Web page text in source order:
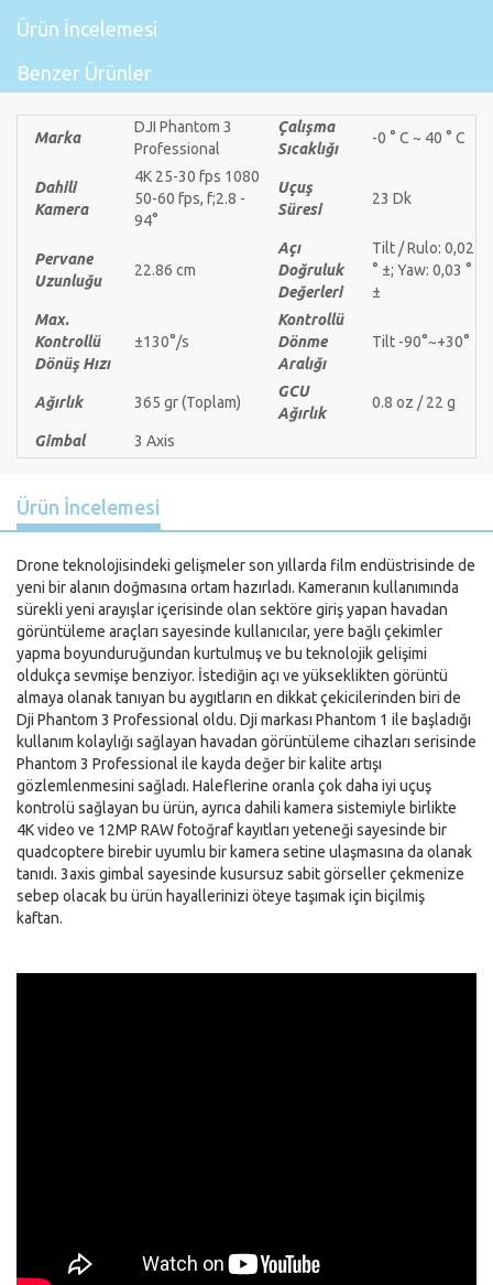
Ürün İncelemesi
Benzer Ürünler
Marka
DJI Phantom 3
Professional
Çalışma
Sıcaklığı
-0 ° C ~ 40 ° C
Dahili
Kamera
4K 25-30 fps 1080
50-60 fps, f;2.8 -
94°
Uçuş
Süresi
23 Dk
Pervane
Uzunluğu
22.86 cm
Açı
Doğruluk
Değerleri
Tilt / Rulo: 0,02
° ±; Yaw: 0,03 °
±
Max.
Kontrollü
Dönüş Hızı
±130°/s
Kontrollü
Dönme
Aralığı
Tilt -90°~+30°
Ağırlık 365 gr (Toplam)
GCU
Ağırlık
0.8 oz / 22 g
Gimbal 3 Axis
Ürün İncelemesi
Drone teknolojisindeki gelişmeler son yıllarda film endüstrisinde de
yeni bir alanın doğmasına ortam hazırladı. Kameranın kullanımında
sürekli yeni arayışlar içerisinde olan sektöre giriş yapan havadan
görüntüleme araçları sayesinde kullanıcılar, yere bağlı çekimler
yapma boyunduruğundan kurtulmuş ve bu teknolojik gelişimi
oldukça sevmişe benziyor. İstediğin açı ve yükseklikten görüntü
almaya olanak tanıyan bu aygıtların en dikkat çekicilerinden biri de
Dji Phantom 3 Professional oldu. Dji markası Phantom 1 ile başladığı
kullanım kolaylığı sağlayan havadan görüntüleme cihazları serisinde
Phantom 3 Professional ile kayda değer bir kalite artışı
gözlemlenmesini sağladı. Haleflerine oranla çok daha iyi uçuş
kontrolü sağlayan bu ürün, ayrıca dahili kamera sistemiyle birlikte
4K video ve 12MP RAW fotoğraf kayıtları yeteneği sayesinde bir
quadcoptere birebir uyumlu bir kamera setine ulaşmasına da olanak
tanıdı. 3axis gimbal sayesinde kusursuz sabit görseller çekmenize
sebep olacak bu ürün hayallerinizi öteye taşımak için biçilmiş
kaftan.